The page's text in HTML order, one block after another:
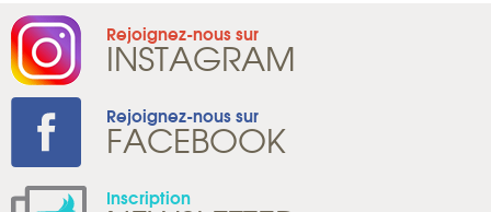
Rejoignez-nous sur
INSTAGRAM
Rejoignez-nous sur
FACEBOOK
Inscription